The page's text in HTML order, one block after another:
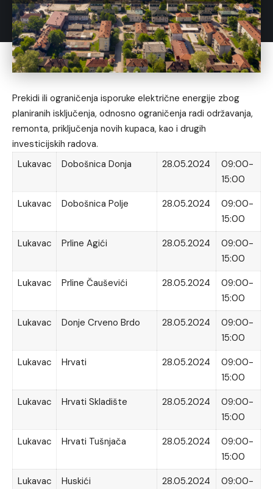
Prekidi ili ograničenja isporuke električne energije zbog
planiranih isključenja, odnosno ograničenja radi održavanja,
remonta, priključenja novih kupaca, kao i drugih
investicijskih radova.
Lukavac
Dobošnica Donja 28.05.2024
09:00-
15:00
Lukavac
Dobošnica Polje 28.05.2024
09:00-
15:00
Lukavac
Prline Agići 28.05.2024
09:00-
15:00
Lukavac
Prline Čauševići 28.05.2024
09:00-
15:00
Lukavac
Donje Crveno Brdo 28.05.2024
09:00-
15:00
Lukavac
Hrvati 28.05.2024
09:00-
15:00
Lukavac
Hrvati Skladište 28.05.2024
09:00-
15:00
Lukavac
Hrvati Tušnjača 28.05.2024
09:00-
15:00
Lukavac
Huskići 28.05.2024
09:00-